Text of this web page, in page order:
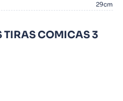
29cm
TIRAS COMICAS 3